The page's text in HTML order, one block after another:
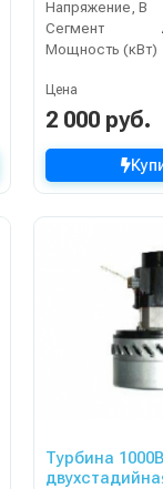
Напряжение, В
Сегмент
Мощность (кВт)
Цена
2 000 руб.
Турбина